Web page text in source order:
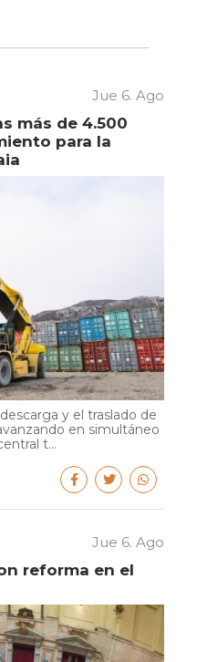
Jue 6. Ago
más de 4.500
para la
y el traslado de
en simultáneo
t...
Jue 6. Ago
reforma en el